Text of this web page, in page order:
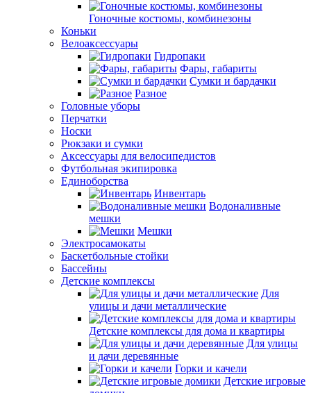
Гоночные костюмы, комбинезоны
Коньки
Велоаксессуары
Гидропаки
Фары, габариты
Сумки и бардачки
Разное
Головные уборы
Перчатки
Носки
Рюкзаки и сумки
Аксессуары для велосипедистов
Футбольная экипировка
Единоборства
Инвентарь
Водоналивные
мешки
Мешки
Электросамокаты
Баскетбольные стойки
Бассейны
Детские комплексы
Для
улицы и дачи металлические
Детские комплексы для дома и квартиры
Для улицы
и дачи деревянные
Горки и качели
Детские игровые